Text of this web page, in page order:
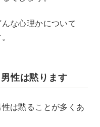
な心理かについて
性は黙ります
は黙ることが多くあ